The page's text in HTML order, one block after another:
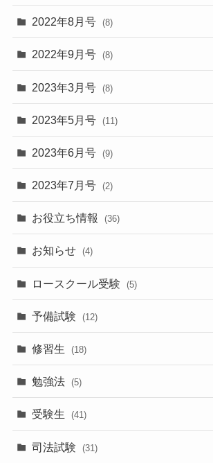
2022年8月号 (8)
2022年9月号 (8)
2023年3月号 (8)
2023年5月号 (11)
2023年6月号 (9)
2023年7月号 (2)
お役立ち情報 (36)
お知らせ (4)
ロースクール受験 (5)
予備試験 (12)
修習生 (18)
勉強法 (5)
受験生 (41)
司法試験 (31)